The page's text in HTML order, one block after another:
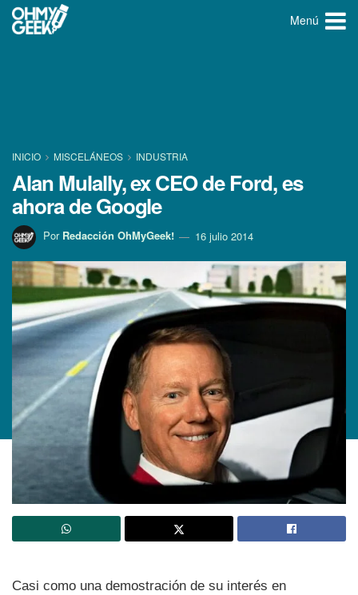
Menú
INICIO MISCELÁNEOS INDUSTRIA
Alan Mulally, ex CEO de Ford, es
ahora de Google
Por Redacción OhMyGeek! 16 julio 2014
Casi como una demostración de su interés en